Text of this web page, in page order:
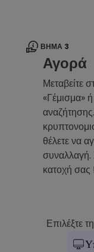
ΒΉΜΑ 3
Αγορά
Μεταβείτε
«Γέμισμα»
θέλετε να
συναλλαγή.
κατοχή σας !
Επιλέξτε